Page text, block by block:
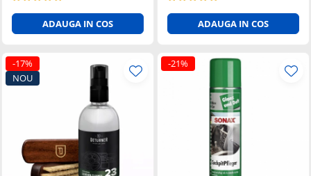
ADAUGA IN COS ADAUGA IN COS
-17%
NOU
-21%